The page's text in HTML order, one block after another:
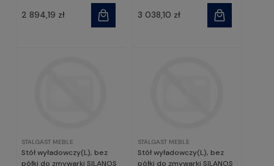
2 894,19 zł 3 038,10 zł
STALGAST MEBLE
Stół wyładowczy(L), bez
półki do zmywarki SILANOS
STALGAST MEBLE
Stół wyładowczy(L), bez
półki do zmywarki SILANOS